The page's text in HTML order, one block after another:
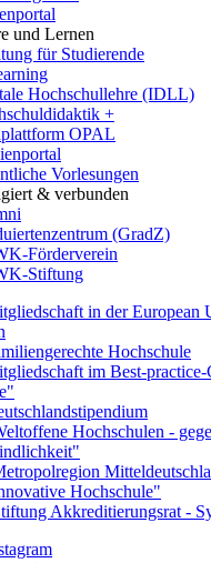
und Lernen
für Studierende
Hochschullehre (IDLL)
+
OPAL
Vorlesungen
& verbunden
(GradZ)
Förderverein
Stiftung